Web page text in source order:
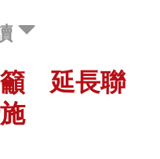
籲 延長聯
施